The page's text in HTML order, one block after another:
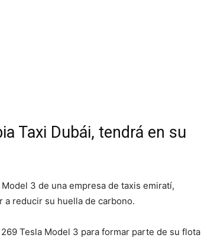
Taxi Dubái, tendrá en su
3 de una empresa de taxis emiratí,
a reducir su huella de carbono.
Tesla Model 3 para formar parte de su flota